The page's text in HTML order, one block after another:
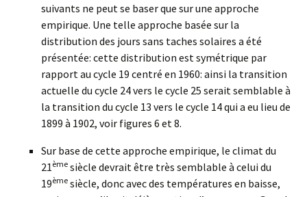
suivants ne peut se baser que sur une approche
empirique. Une telle approche basée sur la
distribution des jours sans taches solaires a été
présentée: cette distribution est symétrique par
rapport au cycle 19 centré en 1960: ainsi la transition
actuelle du cycle 24 vers le cycle 25 serait semblable à
la transition du cycle 13 vers le cycle 14 qui a eu lieu de
1899 à 1902, voir figures 6 et 8.
Sur base de cette approche empirique, le climat du
21ème siècle devrait être très semblable à celui du
19ème siècle, donc avec des températures en baisse,